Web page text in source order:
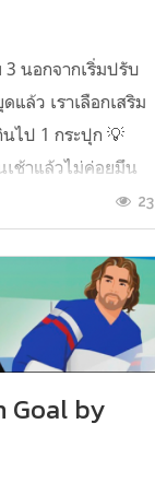
นอกจากเริ่มปรับ
ล้ว เราเลือกเสริม
ไป 1 กระปุก 💡
ช้าแล้วไม่ค่อยมึน
ย Content แนะนำ
เลย กินง่ายสุด
ใครที่เคยกิ...
23
Goal by